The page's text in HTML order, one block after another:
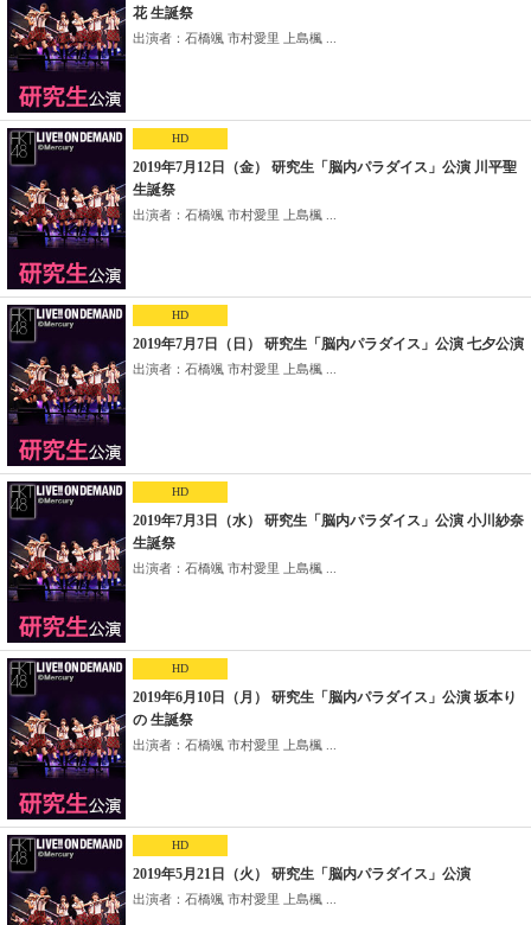
花 生誕祭
出演者：石橋颯 市村愛里 上島楓 ...
HD
2019年7月12日（金） 研究生「脳内パラダイス」公演 川平聖
生誕祭
出演者：石橋颯 市村愛里 上島楓 ...
HD
2019年7月7日（日） 研究生「脳内パラダイス」公演 七夕公演
出演者：石橋颯 市村愛里 上島楓 ...
HD
2019年7月3日（水） 研究生「脳内パラダイス」公演 小川紗奈
生誕祭
出演者：石橋颯 市村愛里 上島楓 ...
HD
2019年6月10日（月） 研究生「脳内パラダイス」公演 坂本り
の 生誕祭
出演者：石橋颯 市村愛里 上島楓 ...
HD
2019年5月21日（火） 研究生「脳内パラダイス」公演
出演者：石橋颯 市村愛里 上島楓 ...